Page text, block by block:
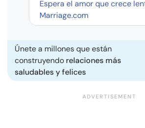
Espera el amor que crece
Marriage.com
Únete a millones que están
construyendo relaciones más
saludables y felices